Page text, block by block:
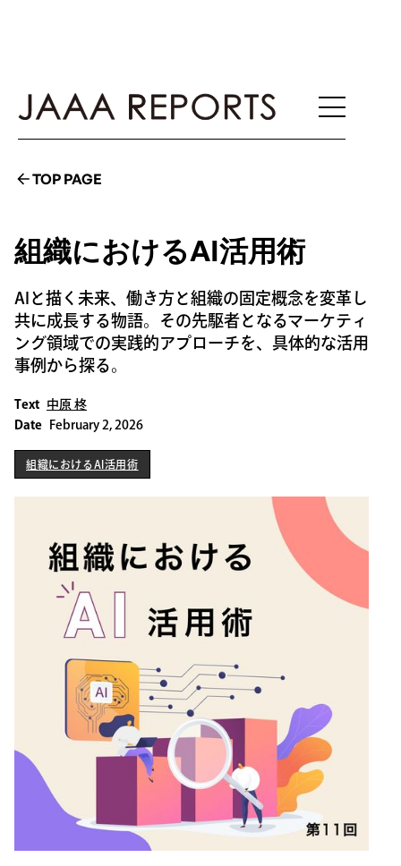
TOP PAGE
組織におけるAI活用術
AIと描く未来、働き方と組織の固定概念を変革し
共に成長する物語。その先駆者となるマーケティ
ング領域での実践的アプローチを、具体的な活用
事例から探る。
Text
中原 柊
Date
February 2, 2026
組織におけるAI活用術
組織におけるAI活用術